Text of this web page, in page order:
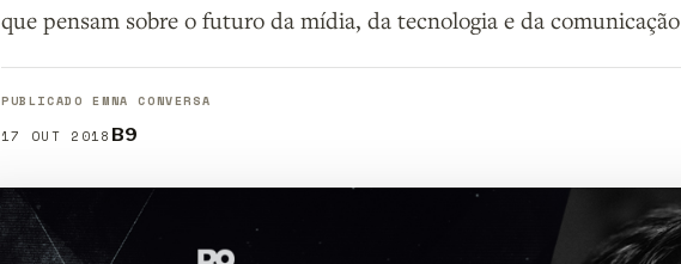
que pensam sobre o futuro da mídia, da tecnologia e da comunicação
PUBLICADO EM
17 OUT 2018
NA CONVERSA
B9